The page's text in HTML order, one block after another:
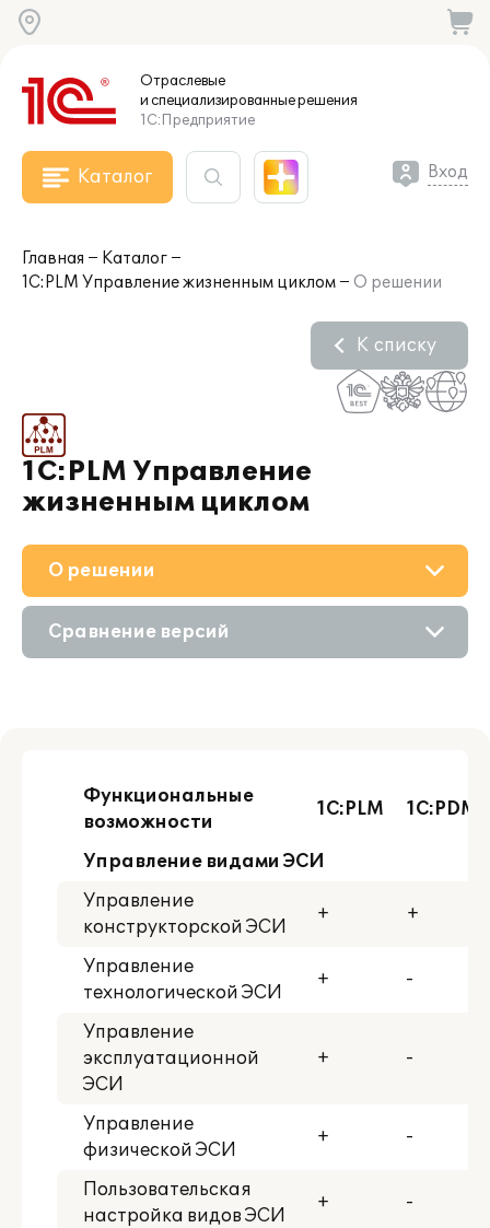
Отраслевые
и специализированныерешения
1С:Предприятие
Каталог Вход
Главная
Каталог
1С:PLM Управление жизненным циклом
О решении
1С:PLM Управление
жизненным циклом
К списку
О решении
Приобретение
Цифровые технологии
Сравнение версий
Функциональные
возможности
1C:PLM 1C:PDM
Управление видами ЭСИ
Управление
конструкторской ЭСИ
+ +
Управление
технологической ЭСИ
+ -
Управление
эксплуатационной
ЭСИ
+ -
Управление
физической ЭСИ
+ -
Пользовательская
настройка видов ЭСИ
+ -